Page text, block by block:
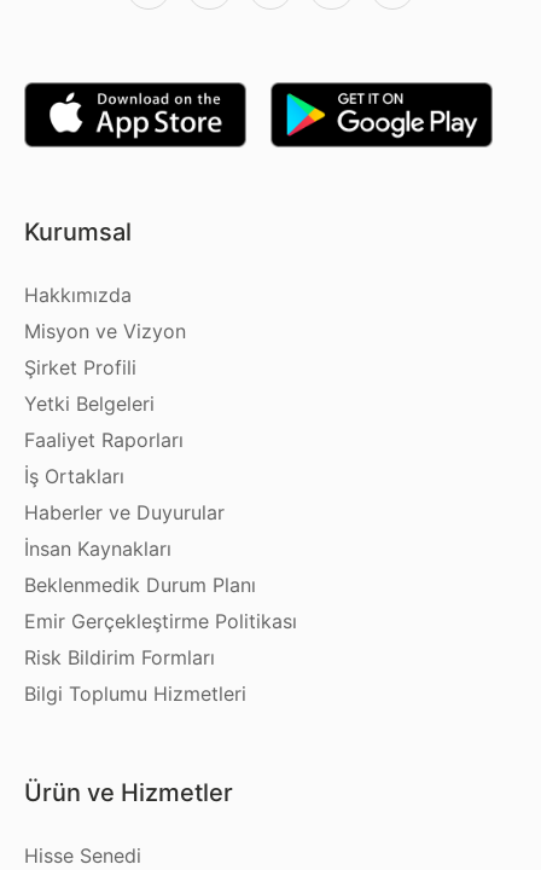
Kurumsal
Hakkımızda
Misyon ve Vizyon
Şirket Profili
Yetki Belgeleri
Faaliyet Raporları
İş Ortakları
Haberler ve Duyurular
İnsan Kaynakları
Beklenmedik Durum Planı
Emir Gerçekleştirme Politikası
Risk Bildirim Formları
Bilgi Toplumu Hizmetleri
Ürün ve Hizmetler
Hisse Senedi